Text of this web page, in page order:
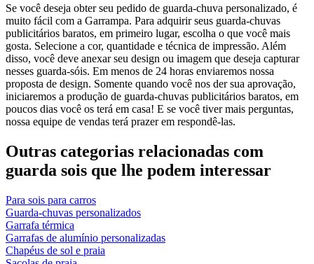
Se você deseja obter seu pedido de guarda-chuva personalizado, é
muito fácil com a Garrampa. Para adquirir seus guarda-chuvas
publicitários baratos, em primeiro lugar, escolha o que você mais
gosta. Selecione a cor, quantidade e técnica de impressão. Além
disso, você deve anexar seu design ou imagem que deseja capturar
nesses guarda-sóis. Em menos de 24 horas enviaremos nossa
proposta de design. Somente quando você nos der sua aprovação,
iniciaremos a produção de guarda-chuvas publicitários baratos, em
poucos dias você os terá em casa! E se você tiver mais perguntas,
nossa equipe de vendas terá prazer em respondê-las.
Outras categorias relacionadas com
guarda sois que lhe podem interessar
Para sois para carros
Guarda-chuvas personalizados
Garrafa térmica
Garrafas de alumínio personalizadas
Chapéus de sol e praia